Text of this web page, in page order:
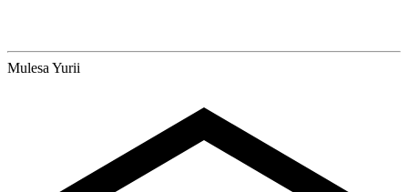
Mulesa Yurii